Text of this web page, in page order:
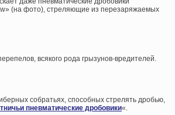
(на фото), стреляющие из перезаряжаемых
всякого рода грызунов-вредителей.
собратьях, способных стрелять дробью,
пневматические дробовики«.